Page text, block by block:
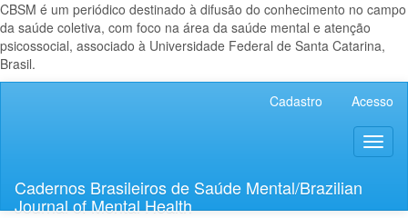
CBSM é um periódico destinado à difusão do conhecimento no campo
da saúde coletiva, com foco na área da saúde mental e atenção
psicossocial, associado à Universidade Federal de Santa Catarina,
Brasil.
Lateral
Cadastro Acesso
Cadernos Brasileiros de Saúde Mental/Brazilian
Journal of Mental Health